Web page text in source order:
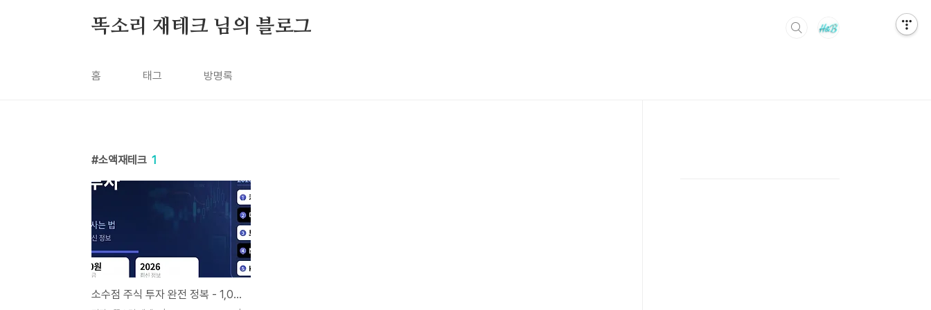
똑소리 재테크 님의 블로그
홈 태그 방명록
소액재테크 1
소수점 주식 투자 완전 정복 - 1,000원으로 테슬라 · 애플 사는 법 (플랫폼 5곳 직접 비교 · 2026년 최신 정보)